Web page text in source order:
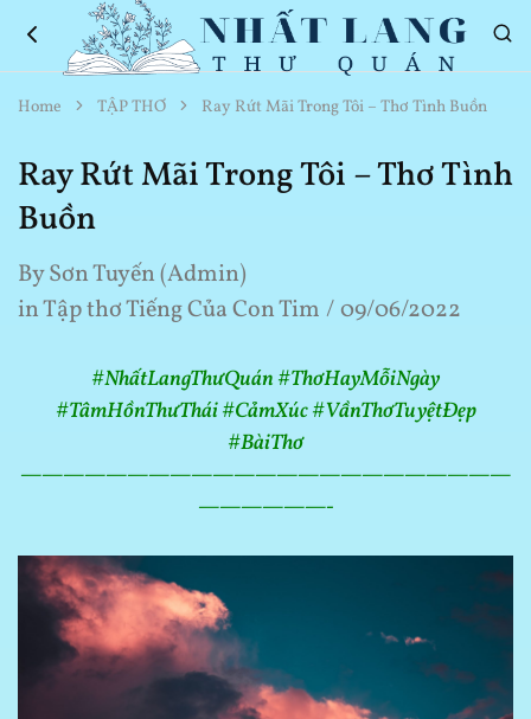
Nhất
Lang
Quán
Thơ
Hay
Cuộc
Sống
Home TẬP THƠ Ray Rứt Mãi Trong Tôi – Thơ Tình Buồn
Ray Rứt Mãi Trong Tôi – Thơ Tình
Buồn
BySơn Tuyến (Admin)
inTập thơ Tiếng Của Con Tim 09/06/2022
#NhấtLangThưQuán #ThơHayMỗiNgày
#TâmHồnThưThái #CảmXúc #VầnThơTuyệtĐẹp
#BàiThơ
———————————————————————
——————-